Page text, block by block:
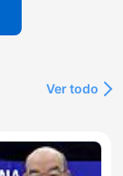
Ver todo